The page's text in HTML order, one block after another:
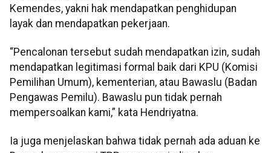
Kemendes, yakni hak mendapatkan penghidupan
layak dan mendapatkan pekerjaan.
“Pencalonan tersebut sudah mendapatkan izin, sudah
mendapatkan legitimasi formal baik dari KPU (Komisi
Pemilihan Umum), kementerian, atau Bawaslu (Badan
Pengawas Pemilu). Bawaslu pun tidak pernah
mempersoalkan kami,” kata Hendriyatna.
Ia juga menjelaskan bahwa tidak pernah ada aduan ke